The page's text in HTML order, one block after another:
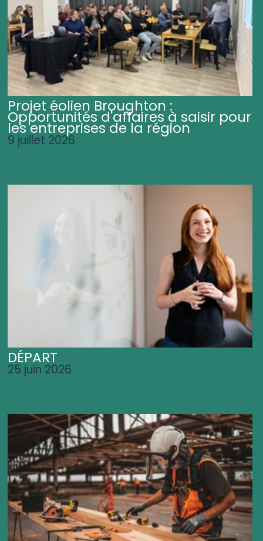
Projet éolien Broughton :
Opportunités d'affaires à saisir pour
les entreprises de la région
9 juillet 2026
DÉPART
25 juin 2026